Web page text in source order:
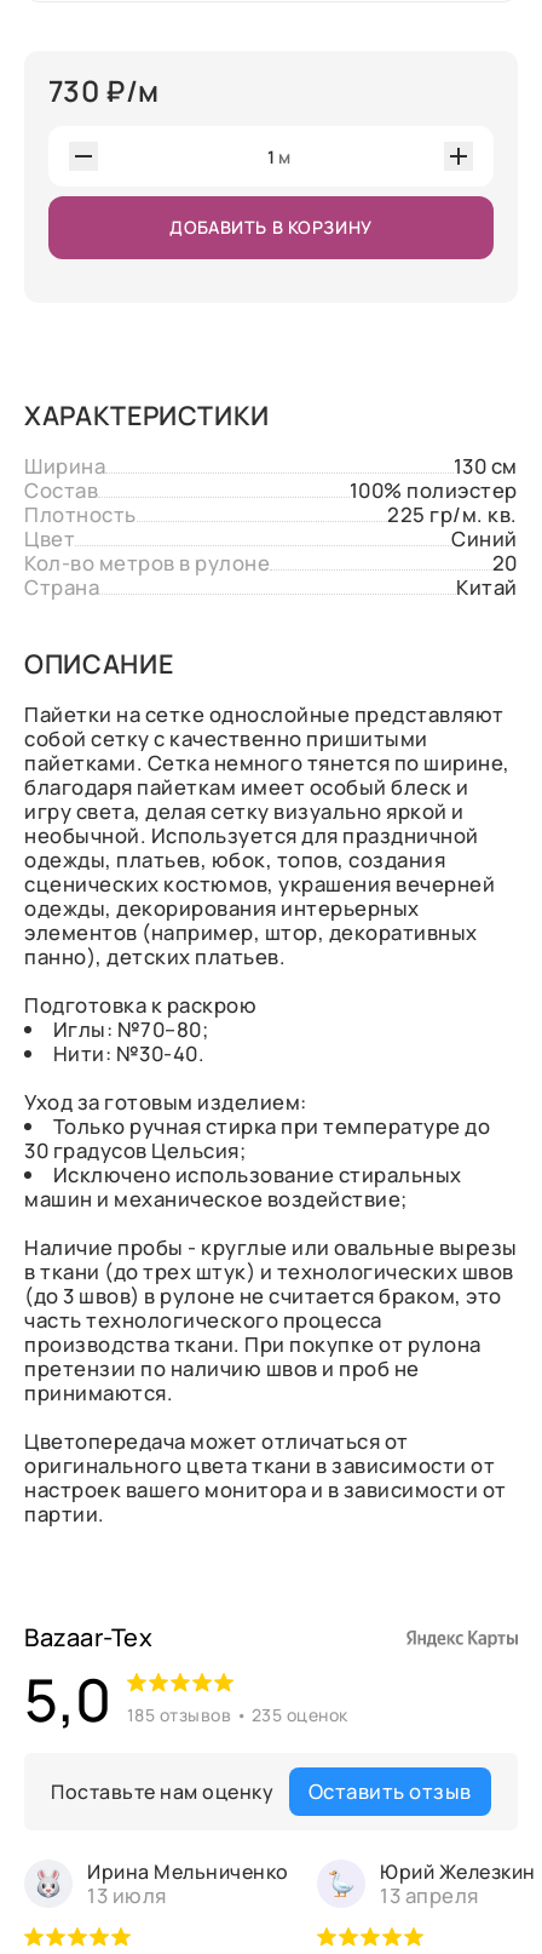
730 ₽/м
1 м
ДОБАВИТЬ В КОРЗИНУ
ХАРАКТЕРИСТИКИ
Ширина
130 см
Состав
100% полиэстер
Плотность
225 гр/м. кв.
Цвет
Синий
Кол-во метров в рулоне
20
Страна
Китай
ОПИСАНИЕ
Пайетки на сетке однослойные представляют
собой сетку с качественно пришитыми
пайетками. Сетка немного тянется по ширине,
благодаря пайеткам имеет особый блеск и
игру света, делая сетку визуально яркой и
необычной. Используется для праздничной
одежды, платьев, юбок, топов, создания
сценических костюмов, украшения вечерней
одежды, декорирования интерьерных
элементов (например, штор, декоративных
панно), детских платьев.
Подготовка к раскрою
Иглы: №70–80;
Нити: №30-40.
Уход за готовым изделием:
Только ручная стирка при температуре до
30 градусов Цельсия;
Исключено использование стиральных
машин и механическое воздействие;
Наличие пробы - круглые или овальные вырезы
в ткани (до трех штук) и технологических швов
(до 3 швов) в рулоне не считается браком, это
часть технологического процесса
производства ткани. При покупке от рулона
претензии по наличию швов и проб не
принимаются.
Цветопередача может отличаться от
оригинального цвета ткани в зависимости от
настроек вашего монитора и в зависимости от
партии.
Bazaar-Tex
5,0 185 отзывов • 235 оценок
Поставьте нам оценку Оставить отзыв
Ирина Мельниченко
13 июля
Юрий Железкин
13 апреля